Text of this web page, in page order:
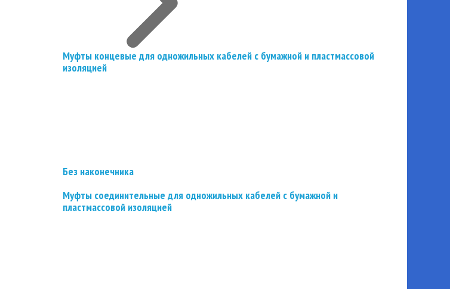
Муфты концевые для одножильных кабелей с бумажной и пластмассовой
изоляцией
Без наконечника
Муфты соединительные для одножильных кабелей с бумажной и
пластмассовой изоляцией